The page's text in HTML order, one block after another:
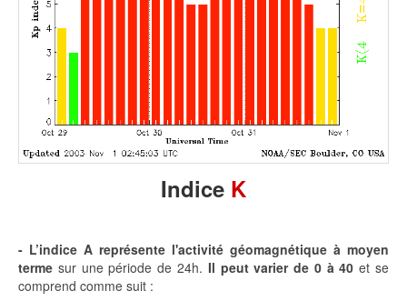
Indice K
- L’indice A représente l'activité géomagnétique à moyen
terme sur une période de 24h. Il peut varier de 0 à 40 et se
comprend comme suit :